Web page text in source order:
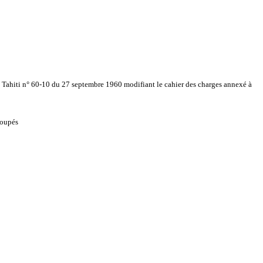
n° 60-10 du 27 septembre 1960 modifiant le cahier des charges annexé à